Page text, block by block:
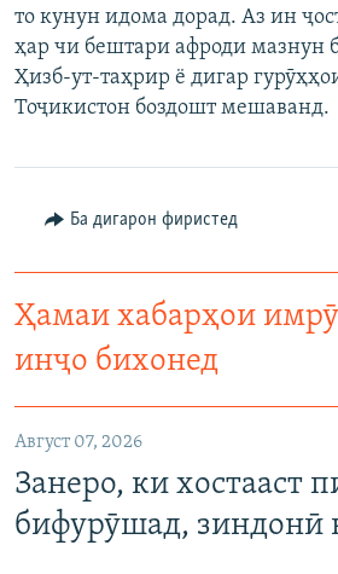
то кунун идома дорад. Аз ин
ҳар чи бештари афроди мазнун
Ҳизб-ут-таҳрир ё дигар
Тоҷикистон боздошт мешаванд.
Ба дигарон фиристед
Ҳамаи хабарҳои
инҷо бихонед
Август 07, 2026
Занеро, ки хостааст
бифурӯшад, зиндонӣ